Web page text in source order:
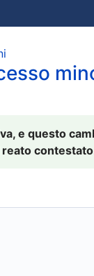
e questo
reato